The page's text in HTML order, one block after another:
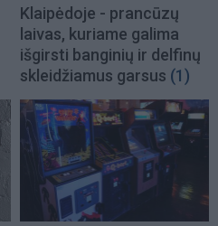
Klaipėdoje - prancūzų
laivas, kuriame galima
išgirsti banginių ir delfinų
skleidžiamus garsus (1)